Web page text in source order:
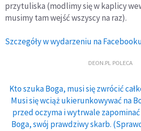
przytuliska (modlimy się w kaplicy
musimy tam wejść wszyscy na raz).
Szczegóły w wydarzeniu na
DEON.PL POLECA
Kto szuka Boga, musi się zwrócić
Musi się wciąż ukierunkowywać na
przed oczyma i wytrwale
Boga, swój prawdziwy skarb.